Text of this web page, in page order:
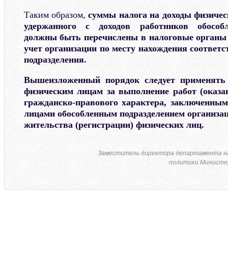
Таким образом,суммы налога на доходы
удержанного с доходов работников
должны быть перечислены в налоговые органы
учет организации по месту нахождения
подразделения.
Вышеизложенный порядок следует
физическим лицам за выполнение работ
гражданско-правового характера,
лицами обособленным подразделением
жительства (регистрации) физических лиц.
Заместитель директора департамента
политики